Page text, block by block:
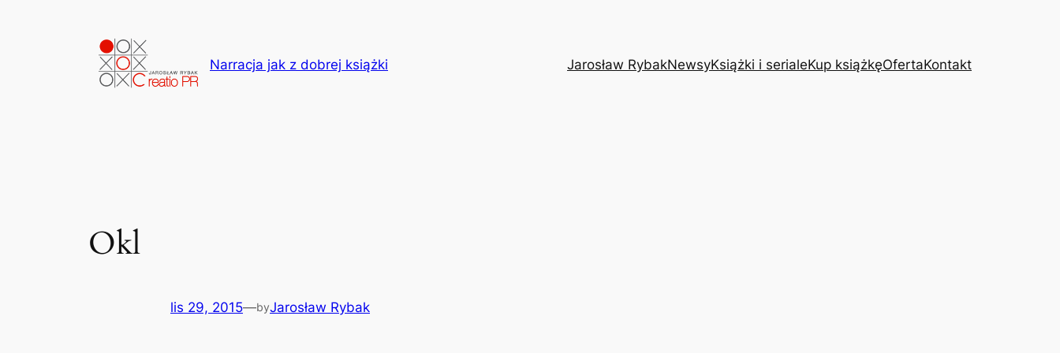
Narracja jak z dobrej książki Jarosław RybakNewsyKsiążki i serialeKup książkęOfertaKontakt
Okl
lis 29, 2015—byJarosław Rybak